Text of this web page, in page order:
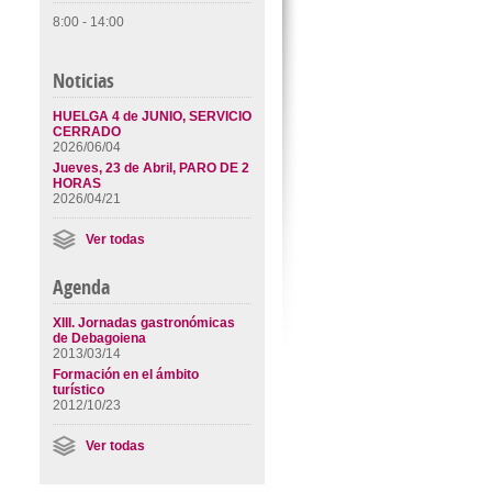
8:00 - 14:00
Noticias
HUELGA 4 de JUNIO, SERVICIO
CERRADO
2026/06/04
Jueves, 23 de Abril, PARO DE 2
HORAS
2026/04/21
Ver todas
Agenda
XIII. Jornadas gastronómicas
de Debagoiena
2013/03/14
Formación en el ámbito
turístico
2012/10/23
Ver todas